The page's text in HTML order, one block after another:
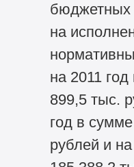
бюджетных
на
на 2011
899,5 тыс.
год в
рублей и